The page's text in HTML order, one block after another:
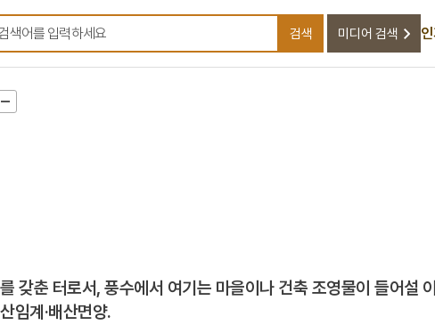
검색어를 입력하세요
검색 미디어 검색
갖춘 터로서, 풍수에서 여기는 마을이나 건축 조영물이 들어설
임계·배산면양.